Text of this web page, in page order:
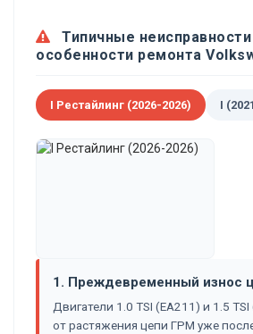
Типичные
особенности ремонта
I Рестайлинг (2026-2026) I
1. Преждевременный износ
Двигатели 1.0 TSI (EA211) и 1.5
от растяжения цепи ГРМ уже